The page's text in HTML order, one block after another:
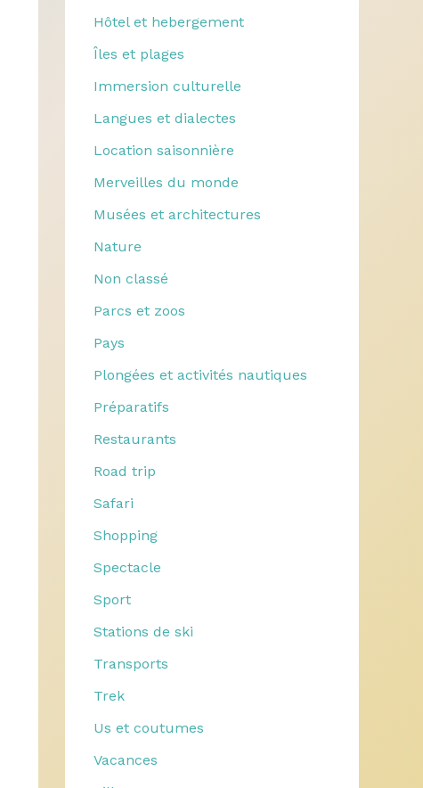
Hôtel et hebergement
Îles et plages
Immersion culturelle
Langues et dialectes
Location saisonnière
Merveilles du monde
Musées et architectures
Nature
Non classé
Parcs et zoos
Pays
Plongées et activités nautiques
Préparatifs
Restaurants
Road trip
Safari
Shopping
Spectacle
Sport
Stations de ski
Transports
Trek
Us et coutumes
Vacances